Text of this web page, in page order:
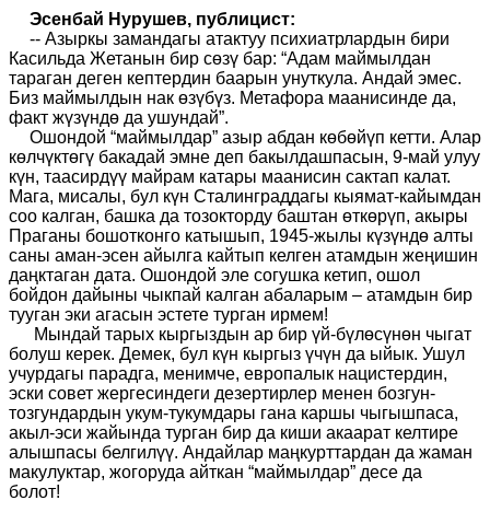
Эсенбай Нурушев, публицист:
-- Азыркы замандагы атактуу психиатрлардын бири
Касильда Жетанын бир сөзү бар: “Адам маймылдан
тараган деген кептердин баарын унуткула. Андай эмес.
Биз маймылдын нак өзүбүз. Метафора маанисинде да,
факт жүзүндө да ушундай”.
Ошондой “маймылдар” азыр абдан көбөйүп кетти. Алар
көлчүктөгү бакадай эмне деп бакылдашпасын, 9-май улуу
күн, таасирдүү майрам катары маанисин сактап калат.
Мага, мисалы, бул күн Сталинграддагы кыямат-кайымдан
соо калган, башка да тозокторду баштан өткөрүп, акыры
Праганы бошотконго катышып, 1945-жылы күзүндө алты
саны аман-эсен айылга кайтып келген атамдын жеңишин
даңктаган дата. Ошондой эле согушка кетип, ошол
бойдон дайыны чыкпай калган абаларым – атамдын бир
тууган эки агасын эстете турган ирмем!
Мындай тарых кыргыздын ар бир үй-бүлөсүнөн чыгат
болуш керек. Демек, бул күн кыргыз үчүн да ыйык. Ушул
учурдагы парадга, менимче, европалык нацистердин,
эски совет жергесиндеги дезертирлер менен бозгун-
тозгундардын укум-тукумдары гана каршы чыгышпаса,
акыл-эси жайында турган бир да киши акаарат келтире
алышпасы белгилүү. Андайлар маңкурттардан да жаман
макулуктар, жогоруда айткан “маймылдар” десе да
болот!